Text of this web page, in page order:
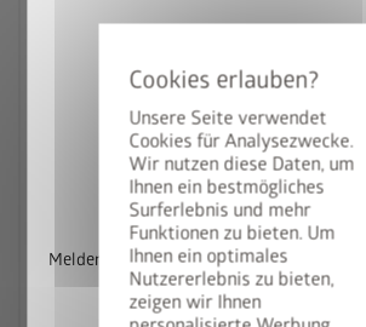
Unsere Seite verwendet
Cookies für Analysezwecke.
Wir nutzen diese Daten, um
Ihnen ein bestmögliches
Surferlebnis und mehr
Funktionen zu bieten. Um
Ihnen ein optimales
Nutzererlebnis zu bieten,
zeigen wir Ihnen
Alu-Bodenrahmen
in 6 Größen
StyleBox
Melden Sie sich jetzt für unseren
Sie automatisch im Lostopf.